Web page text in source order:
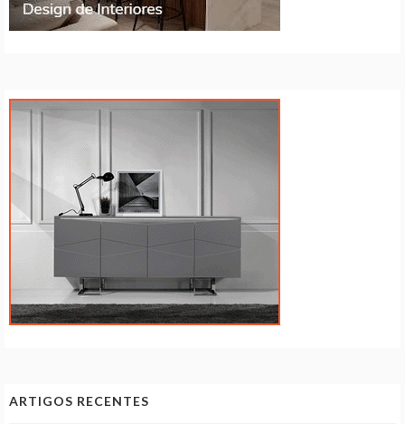
ARTIGOS RECENTES